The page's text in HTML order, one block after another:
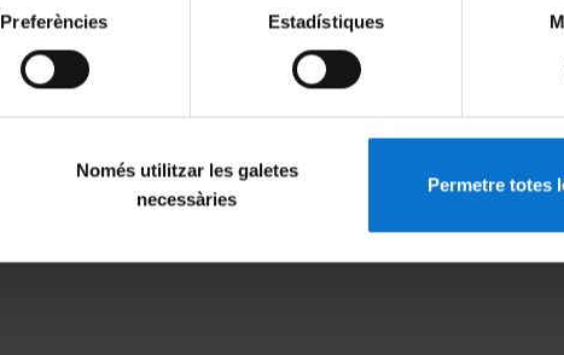
Preferències Estadístiques
Només utilitzar les galetes
necessàries
Permetre totes
2 November, 2011
MENÚ PEU 1
Legal notice